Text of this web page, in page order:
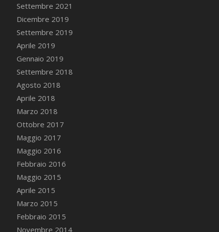
Settembre 2021
Dicembre 2019
Settembre 2019
Aprile 2019
Gennaio 2019
Settembre 2018
Agosto 2018
Aprile 2018
Marzo 2018
Ottobre 2017
Maggio 2017
Maggio 2016
Febbraio 2016
Maggio 2015
Aprile 2015
Marzo 2015
Febbraio 2015
Novembre 2014